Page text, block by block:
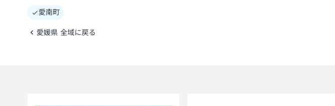
愛南町
愛媛県 全域に戻る